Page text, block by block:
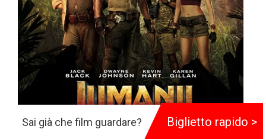
Sai già che film guardare? Biglietto rapido >